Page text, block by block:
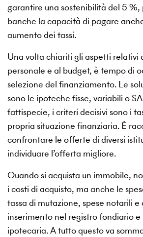
garantire una sostenibilità del 5 %,
banche la capacità di pagare
aumento dei tassi.
Una volta chiariti gli aspetti relativi
personale e al budget, è tempo di
selezione del finanziamento. Le
sono le ipoteche fisse, variabili o
fattispecie, i criteri decisivi sono i
propria situazione finanziaria. È
confrontare le offerte di diversi
individuare l’offerta migliore.
Quando si acquista un immobile,
i costi di acquisto, ma anche le
tassa di mutazione, spese notarili e
inserimento nel registro fondiario
ipotecaria. A tutto questo va